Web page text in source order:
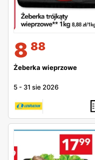
8 88
Żeberka wieprzowe
5 - 31 sie 2026